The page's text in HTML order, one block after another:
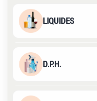
LIQUIDES
D.P.H.